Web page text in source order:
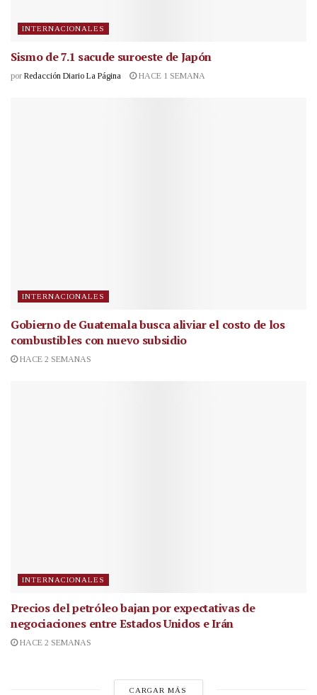
INTERNACIONALES
Sismo de 7.1 sacude suroeste de Japón
por Redacción Diario La Página HACE 1 SEMANA
INTERNACIONALES
Gobierno de Guatemala busca aliviar el costo de los
combustibles con nuevo subsidio
HACE 2 SEMANAS
INTERNACIONALES
Precios del petróleo bajan por expectativas de
negociaciones entre Estados Unidos e Irán
HACE 2 SEMANAS
CARGAR MÁS